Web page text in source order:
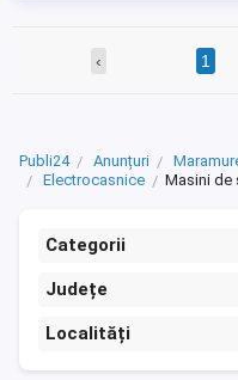
‹ 1
Publi24 Anunțuri
Electrocasnice
Masini de
Categorii
Județe
Localități